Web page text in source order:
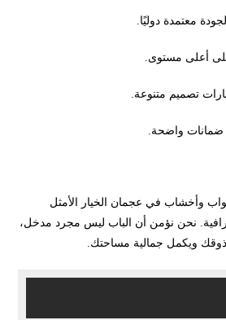
معتمدة دوليًا.
أعلى مستوى.
تصميم متنوعة.
ضمانات واضحة.
وأخشاب في عجمان الخيار الأمثل
نحن نؤمن أن الباب ليس مجرد مدخل،
ويكمل جمالية مساحتك.